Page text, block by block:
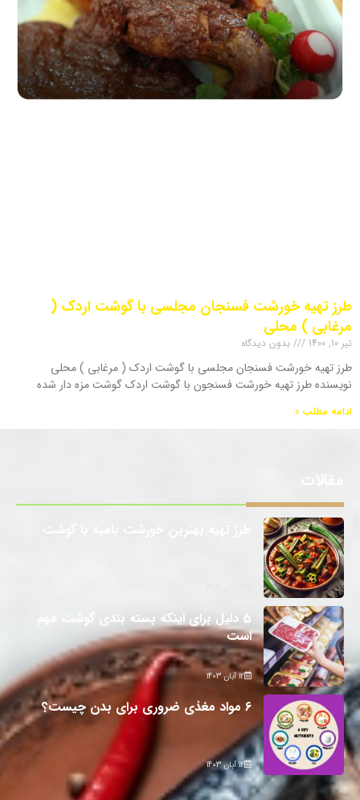
طرز تهیه خورشت فسنجان مجلسی با گوشت اردک (
مرغابی ) محلی
تیر 10, 1400 بدون دیدگاه
طرز تهیه خورشت فسنجان مجلسی با گوشت اردک ( مرغابی ) محلی
نویسنده طرز تهیه خورشت فسنجون با گوشت اردک گوشت مزه دار شده
ادامه مطلب »
5 دلیل برای اینکه بسته بندی گوشت مهم
است
12 آبان 1403
6 مواد مغذی ضروری برای بدن چیست؟
12 آبان 1403